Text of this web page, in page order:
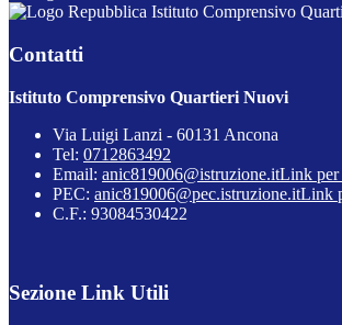
Istituto Comprensivo
Contatti
Istituto Comprensivo Quartieri Nuovi
Via Luigi Lanzi - 60131 Ancona
Tel: 0712863492
Email: anic819006@istruzione.itLink per
PEC: anic819006@pec.istruzione.itLink
C.F.: 93084530422
Sezione Link Utili